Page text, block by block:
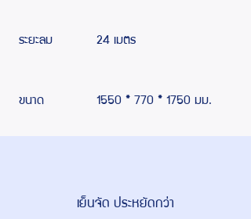
ระยะลม 24 เมตร
ขนาด 1550 * 770 * 1750 มม.
เย็นจัด ประหยัดกว่า